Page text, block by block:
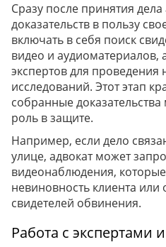
Сразу после принятия
доказательств в пользу
включать в себя поиск
видео и аудиоматериалов,
экспертов для
исследований. Этот этап
собранные
роль в защите.
Например, если дело
улице, адвокат может
видеонаблюдения,
невиновность клиента или
свидетелей обвинения.
Работа с экспертами